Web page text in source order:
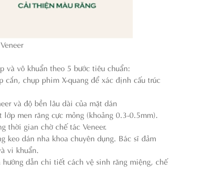
và vô khuẩn theo 5 bước tiêu chuẩn:
chụp phim X-quang để xác định cấu trúc
và độ bền lâu dài của mặt dán
men răng cực mỏng (khoảng 0.3-0.5mm).
thời gian chờ chế tác Veneer.
keo dán nha khoa chuyên dụng. Bác sĩ đảm
vi khuẩn.
dẫn chi tiết cách vệ sinh răng miệng, chế